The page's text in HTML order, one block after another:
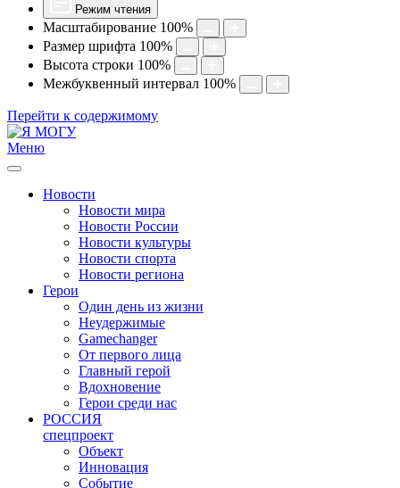
Режим чтения
Масштабирование 100%
Размер шрифта 100%
Высота строки 100%
Межбуквенный интервал 100%
Перейти к содержимому
Меню
Новости
Новости мира
Новости России
Новости культуры
Новости спорта
Новости региона
Герои
Один день из жизни
Неудержимые
Gamechanger
От первого лица
Главный герой
Вдохновение
Герои среди нас
РОССИЯ
спецпроект
Объект
Инновация
Событие